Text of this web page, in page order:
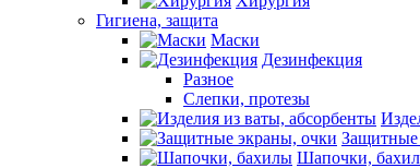
Гигиена, защита
Маски
Дезинфекция
Разное
Слепки, протезы
Защитные
Шапочки,